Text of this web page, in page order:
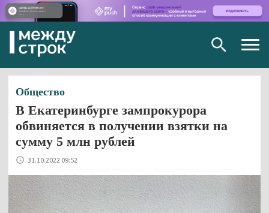
Общество
В Екатеринбурге зампрокурора
обвиняется в получении взятки на
сумму 5 млн рублей
31.10.2022 09:52